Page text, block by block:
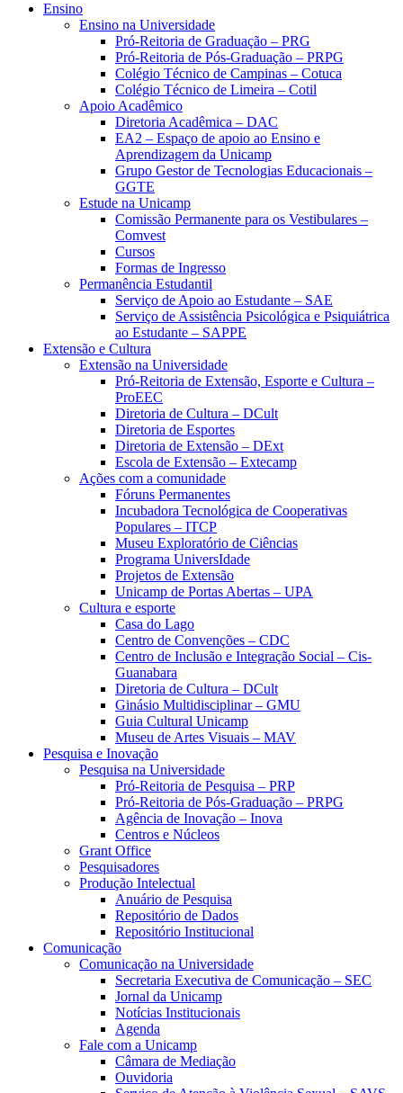
Ensino
Ensino na Universidade
Pró-Reitoria de Graduação – PRG
Pró-Reitoria de Pós-Graduação – PRPG
Colégio Técnico de Campinas – Cotuca
Colégio Técnico de Limeira – Cotil
Apoio Acadêmico
Diretoria Acadêmica – DAC
EA2 – Espaço de apoio ao Ensino e
Aprendizagem da Unicamp
Grupo Gestor de Tecnologias Educacionais –
GGTE
Estude na Unicamp
Comissão Permanente para os Vestibulares –
Comvest
Cursos
Formas de Ingresso
Permanência Estudantil
Serviço de Apoio ao Estudante – SAE
Serviço de Assistência Psicológica e Psiquiátrica
ao Estudante – SAPPE
Extensão e Cultura
Extensão na Universidade
Pró-Reitoria de Extensão, Esporte e Cultura –
ProEEC
Diretoria de Cultura – DCult
Diretoria de Esportes
Diretoria de Extensão – DExt
Escola de Extensão – Extecamp
Ações com a comunidade
Fóruns Permanentes
Incubadora Tecnológica de Cooperativas
Populares – ITCP
Museu Exploratório de Ciências
Programa UniversIdade
Projetos de Extensão
Unicamp de Portas Abertas – UPA
Cultura e esporte
Casa do Lago
Centro de Convenções – CDC
Centro de Inclusão e Integração Social – Cis-
Guanabara
Diretoria de Cultura – DCult
Ginásio Multidisciplinar – GMU
Guia Cultural Unicamp
Museu de Artes Visuais – MAV
Pesquisa e Inovação
Pesquisa na Universidade
Pró-Reitoria de Pesquisa – PRP
Pró-Reitoria de Pós-Graduação – PRPG
Agência de Inovação – Inova
Centros e Núcleos
Grant Office
Pesquisadores
Produção Intelectual
Anuário de Pesquisa
Repositório de Dados
Repositório Institucional
Comunicação
Comunicação na Universidade
Secretaria Executiva de Comunicação – SEC
Jornal da Unicamp
Notícias Institucionais
Agenda
Fale com a Unicamp
Câmara de Mediação
Ouvidoria